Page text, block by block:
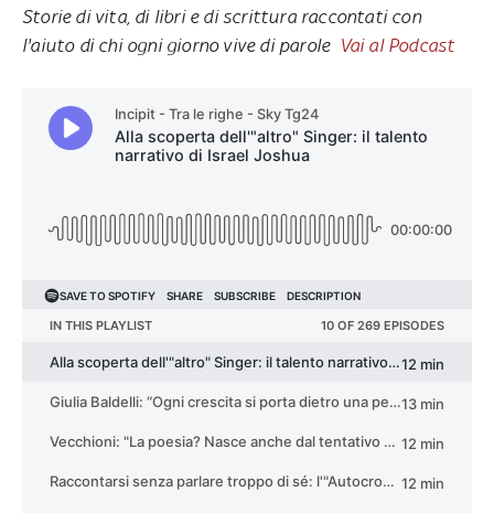
Storie di vita, di libri e di scrittura raccontati con
l'aiuto di chi ogni giorno vive di parole Vai al Podcast